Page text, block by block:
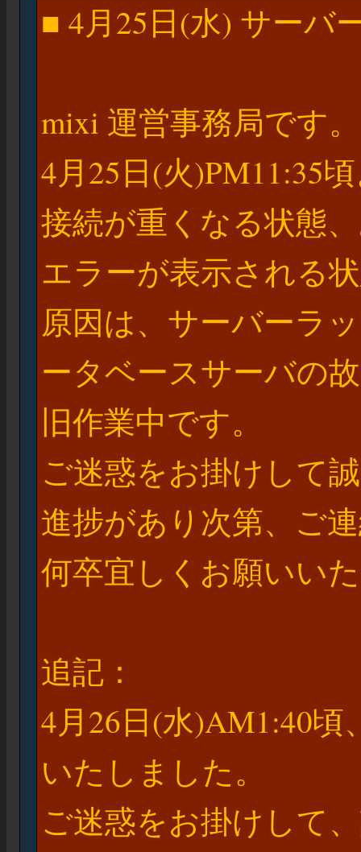
■ 4月25日(水) サーバ
mixi 運営事務局です。
4月25日(火)PM11:35
接続が重くなる状態
エラーが表示される
原因は、サーバーラ
ータベースサーバの
旧作業中です。
ご迷惑をお掛けして
進捗があり次第、ご
何卒宜しくお願いい
追記：
4月26日(水)AM1:40
いたしました。
ご迷惑をお掛けして